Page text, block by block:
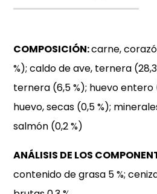
COMPOSICIÓN:carne,
%); caldo de ave, ternera
ternera (6,5 %); huevo entero
huevo, secas (0,5 %);
salmón (0,2 %)
ANÁLISIS DE LOS
contenido de grasa 5 %;